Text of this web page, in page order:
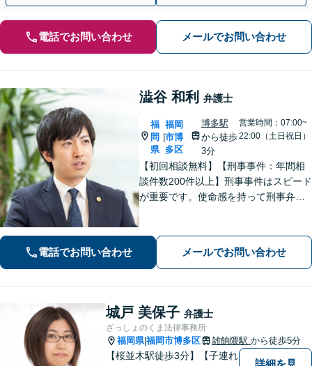
電話でお問い合わせ メールでお問い合わせ
澁谷 和利 弁護士
福
岡
県
福岡
市博
多区
博多駅
から徒歩
3分
営業時間：07:00~
22:00（土日祝日）
【初回相談無料】【刑事事件：年間相
談件数200件以上】刑事事件はスピード
が重要です。使命感を持って刑事弁護
対応可能：通訳を介さず英語で直接サ
電話でお問い合わせ メールでお問い合わせ
城戸 美保子 弁護士
ざっしょのくま法律事務所
福岡県|福岡市博多区 雑餉隈駅 から徒歩5分
【桜並木駅徒歩3分】【子連れ
詳細を見